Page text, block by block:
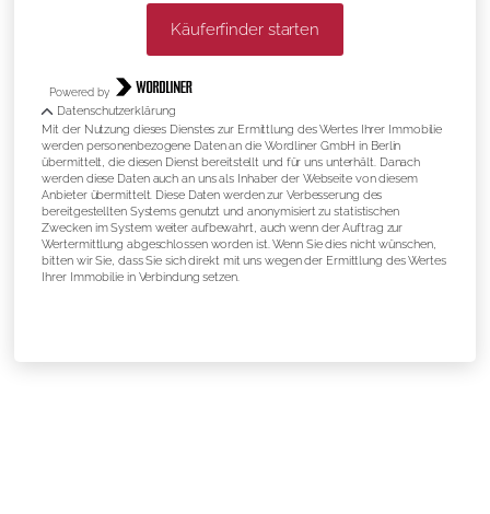
Käuferfinder starten
Powered by
Datenschutzerklärung
Mit der Nutzung dieses Dienstes zur Ermittlung des Wertes Ihrer Immobilie
werden personenbezogene Daten an die Wordliner GmbH in Berlin
übermittelt, die diesen Dienst bereitstellt und für uns unterhält. Danach
werden diese Daten auch an uns als Inhaber der Webseite von diesem
Anbieter übermittelt. Diese Daten werden zur Verbesserung des
bereitgestellten Systems genutzt und anonymisiert zu statistischen
Zwecken im System weiter aufbewahrt, auch wenn der Auftrag zur
Wertermittlung abgeschlossen worden ist. Wenn Sie dies nicht wünschen,
bitten wir Sie, dass Sie sich direkt mit uns wegen der Ermittlung des Wertes
Ihrer Immobilie in Verbindung setzen.